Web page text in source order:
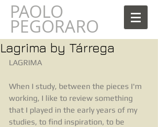
PAOLO
PEGORARO
Lagrima by Tárrega
LAGRIMA
When I study, between the pieces I'm
working, I like to review something
that I played in the early years of my
studies, to find inspiration, to be